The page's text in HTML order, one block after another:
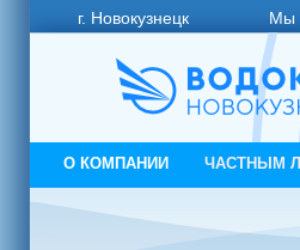
г. Новокузнецк Мы
О КОМПАНИИ ЧАСТНЫМ